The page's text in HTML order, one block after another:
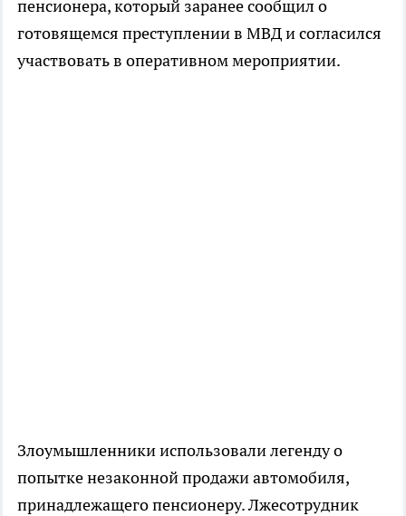
пенсионера, который заранее сообщил о
готовящемся преступлении в МВД и согласился
участвовать в оперативном мероприятии.
Злоумышленники использовали легенду о
попытке незаконной продажи автомобиля,
принадлежащего пенсионеру. Лжесотрудник